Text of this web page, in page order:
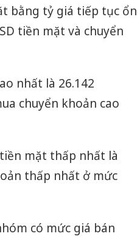
bằng tỷ giá tiếp tục ổn
tiền mặt và chuyển
nhất là 26.142
chuyển khoản cao
mặt thấp nhất là
thấp nhất ở mức
có mức giá bán